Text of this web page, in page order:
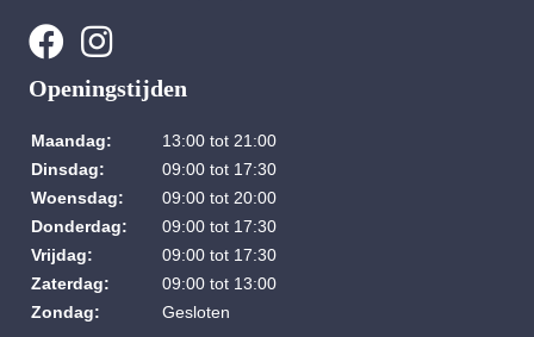
Openingstijden
Maandag:
13:00 tot 21:00
Dinsdag:
09:00 tot 17:30
Woensdag:
09:00 tot 20:00
Donderdag:
09:00 tot 17:30
Vrijdag:
09:00 tot 17:30
Zaterdag:
09:00 tot 13:00
Zondag:
Gesloten